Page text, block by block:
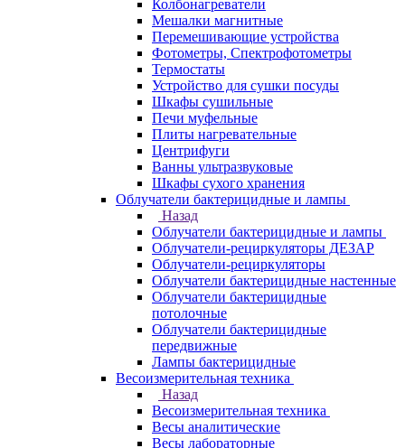
Колбонагреватели
Мешалки магнитные
Перемешивающие устройства
Фотометры, Спектрофотометры
Термостаты
Устройство для сушки посуды
Шкафы сушильные
Печи муфельные
Плиты нагревательные
Центрифуги
Ванны ультразвуковые
Шкафы сухого хранения
Облучатели бактерицидные и лампы
Назад
Облучатели бактерицидные и лампы
Облучатели-рециркуляторы ДЕЗАР
Облучатели-рециркуляторы
Облучатели бактерицидные настенные
Облучатели бактерицидные
потолочные
Облучатели бактерицидные
передвижные
Лампы бактерицидные
Весоизмерительная техника
Назад
Весоизмерительная техника
Весы аналитические
Весы лабораторные